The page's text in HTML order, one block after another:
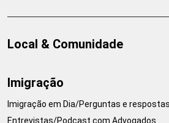
Local & Comunidade
Imigração
Imigração em Dia/Perguntas e respostas
Entrevistas/Podcast com Advogados